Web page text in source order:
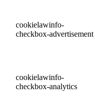
cookielawinfo-
checkbox-advertisement
cookielawinfo-
checkbox-analytics